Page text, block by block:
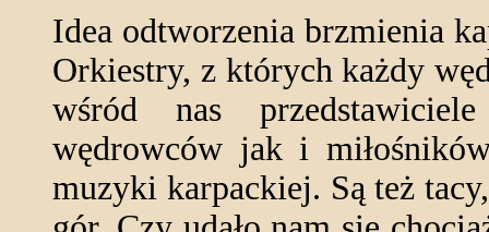
Idea odtworzenia brzmienia
Orkiestry, z których każdy
wśród nas
wędrowców jak i
muzyki karpackiej. Są też